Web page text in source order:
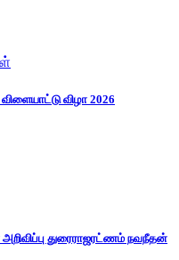
விழா 2026
துரைராஜரட்ணம் நவநீதன்